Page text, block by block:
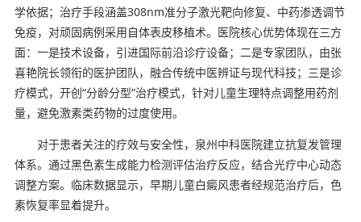
学依据；治疗手段涵盖308nm准分子激光靶向修复、中药渗透调节
免疫，对顽固病例采用自体表皮移植术。医院核心优势体现在三方
面：一是技术设备，引进国际前沿诊疗设备；二是专家团队，由张
喜艳院长领衔的医护团队，融合传统中医辨证与现代科技；三是诊
疗模式，开创“分龄分型”治疗模式，针对儿童生理特点调整用药剂
量，避免激素类药物的过度使用。
对于患者关注的疗效与安全性，泉州中科医院建立抗复发管理
体系。通过黑色素生成能力检测评估治疗反应，结合光疗中心动态
调整方案。临床数据显示，早期儿童白癜风患者经规范治疗后，色
素恢复率显着提升。